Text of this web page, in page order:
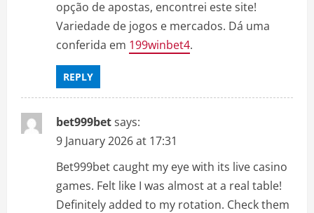
opção de apostas, encontrei este site!
Variedade de jogos e mercados. Dá uma
conferida em 199winbet4.
REPLY
bet999betsays:
9 January 2026 at 17:31
Bet999bet caught my eye with its live casino
games. Felt like I was almost at a real table!
Definitely added to my rotation. Check them